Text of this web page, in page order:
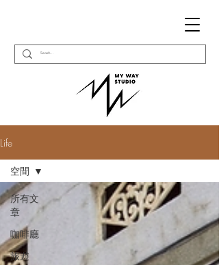
Life
所有文
章
咖啡廳
旅遊
空間